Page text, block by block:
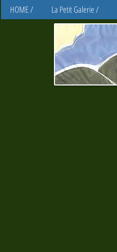
HOME / La Petit Galerie /